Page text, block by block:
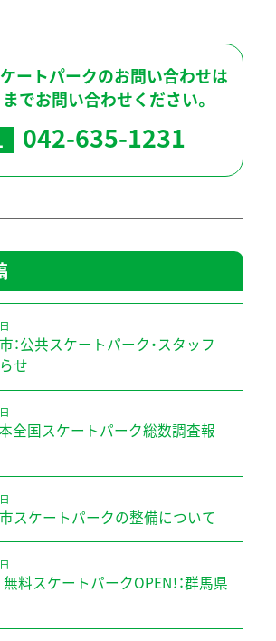
ートパークのお問い合わせは
までお問い合わせください。
042-635-1231
：公共スケートパーク・スタッフ
せ
本全国スケートパーク総数調査報
スケートパークの整備について
料スケートパークOPEN！：群馬県